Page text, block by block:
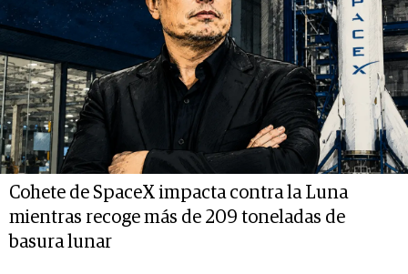
Cohete de SpaceX impacta contra la Luna
mientras recoge más de 209 toneladas de
basura lunar